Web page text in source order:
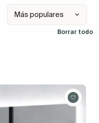
Borrar todo